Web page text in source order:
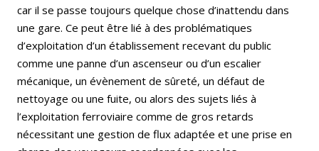
car il se passe toujours quelque chose d’inattendu dans
une gare. Ce peut être lié à des problématiques
d’exploitation d’un établissement recevant du public
comme une panne d’un ascenseur ou d’un escalier
mécanique, un évènement de sûreté, un défaut de
nettoyage ou une fuite, ou alors des sujets liés à
l’exploitation ferroviaire comme de gros retards
nécessitant une gestion de flux adaptée et une prise en